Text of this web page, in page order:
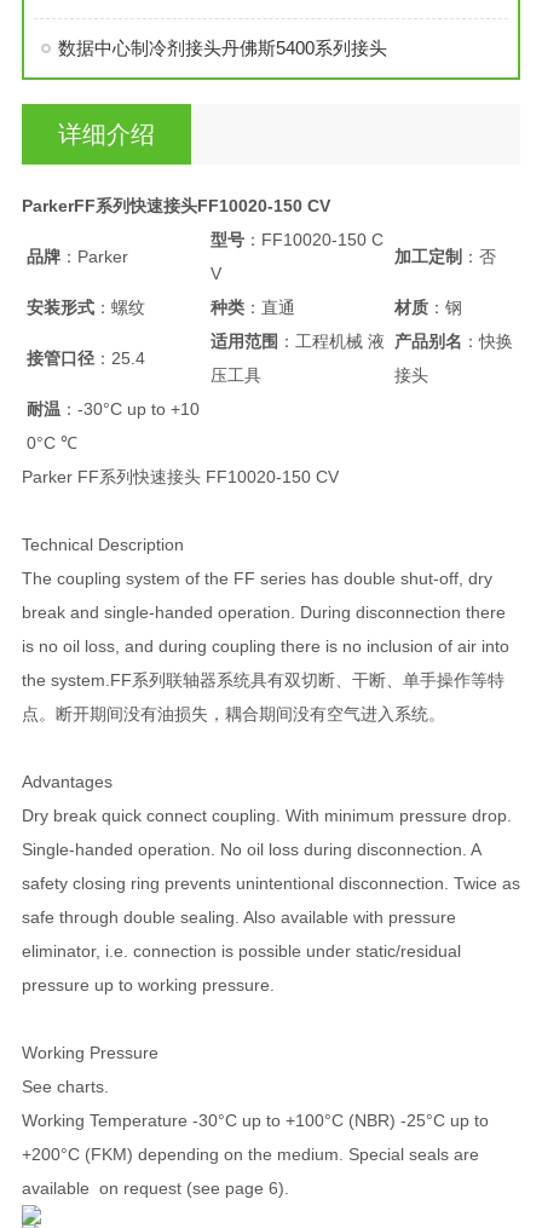
数据中心制冷剂接头丹佛斯5400系列接头
详细介绍
ParkerFF系列快速接头FF10020-150 CV
品牌：Parker
型号：FF10020-150 C
V
加工定制：否
安装形式：螺纹 种类：直通 材质：钢
接管口径：25.4
适用范围 ：工程机械 液
压工具
产品别名 ：快换
接头
耐温 ：-30°C up to +10
0°C ℃
Parker FF系列快速接头 FF10020-150 CV
Technical Description
The coupling system of the FF series has double shut-off, dry
break and single-handed operation. During disconnection there
is no oil loss, and during coupling there is no inclusion of air into
the system.FF系列联轴器系统具有双切断、干断、单手操作等特
点。断开期间没有油损失，耦合期间没有空气进入系统。
Advantages
Dry break quick connect coupling. With minimum pressure drop.
Single-handed operation. No oil loss during disconnection. A
safety closing ring prevents unintentional disconnection. Twice as
safe through double sealing. Also available with pressure
eliminator, i.e. connection is possible under static/residual
pressure up to working pressure.
Working Pressure
See charts.
Working Temperature -30°C up to +100°C (NBR) -25°C up to
+200°C (FKM) depending on the medium. Special seals are
available on request (see page 6).